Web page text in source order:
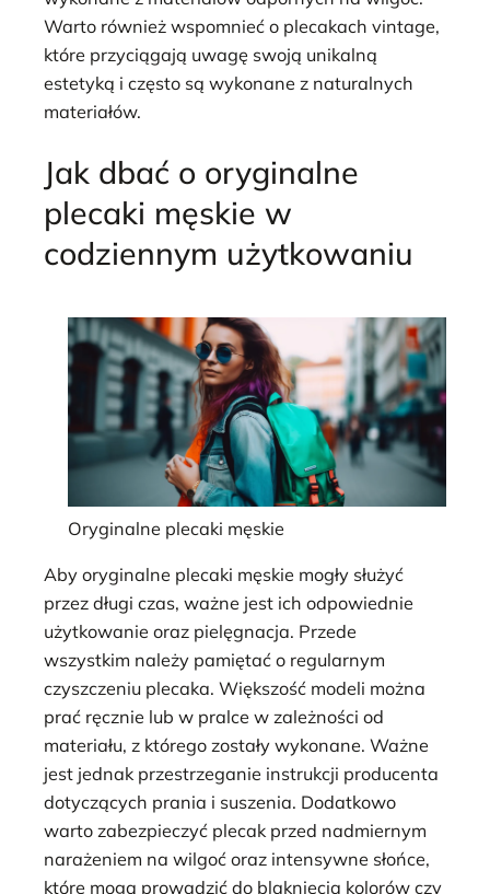
Warto również wspomnieć o plecakach vintage,
które przyciągają uwagę swoją unikalną
estetyką i często są wykonane z naturalnych
materiałów.
Jak dbać o oryginalne
plecaki męskie w
codziennym użytkowaniu
Oryginalne plecaki męskie
Aby oryginalne plecaki męskie mogły służyć
przez długi czas, ważne jest ich odpowiednie
użytkowanie oraz pielęgnacja. Przede
wszystkim należy pamiętać o regularnym
czyszczeniu plecaka. Większość modeli można
prać ręcznie lub w pralce w zależności od
materiału, z którego zostały wykonane. Ważne
jest jednak przestrzeganie instrukcji producenta
dotyczących prania i suszenia. Dodatkowo
warto zabezpieczyć plecak przed nadmiernym
narażeniem na wilgoć oraz intensywne słońce,
które mogą prowadzić do blaknięcia kolorów czy